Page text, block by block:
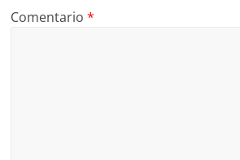
Comentario*